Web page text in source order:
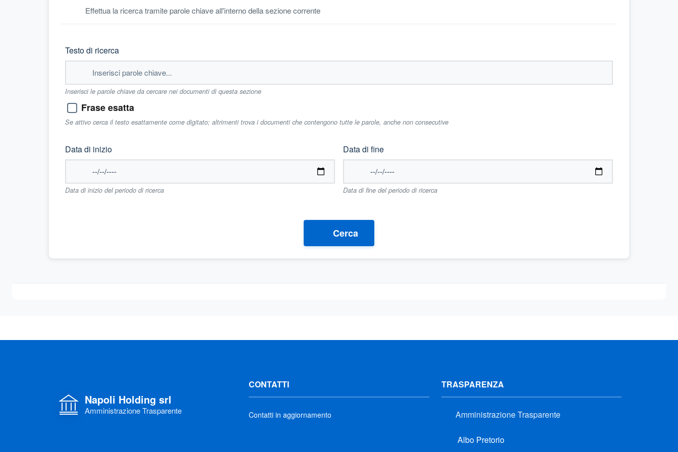
Effettua la ricerca tramite parole chiave all'interno della sezione corrente
Testo di ricerca
Inserisci le parole chiave da cercare nei documenti di questa sezione
Frase esatta
Se attivo cerca il testo esattamente come digitato; altrimenti trova i documenti che contengono tutte le parole, anche non consecutive
Data di inizio
Data di inizio del periodo di ricerca
Data di fine
Data di fine del periodo di ricerca
Cerca
Napoli Holding srl
Amministrazione Trasparente
CONTATTI
Contatti in aggiornamento
TRASPARENZA
Amministrazione Trasparente
Albo Pretorio